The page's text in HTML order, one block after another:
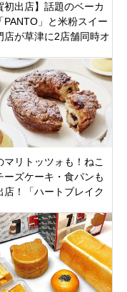
初出店】話題のベーカ
PANTO」と米粉スイー
店が草津に2店舗同時オ
ニュー
マリトッツォも！ねこ
ーズケーキ・食パンも
店！「ハートブレイク
石川県白山市 横江町